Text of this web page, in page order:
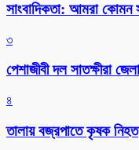
সাংবাদিকতা: আমরা কোমন
৩
পেশাজীবী দল সাতক্ষীরা
৪
তালায় বজ্রপাতে কৃষক নিহত